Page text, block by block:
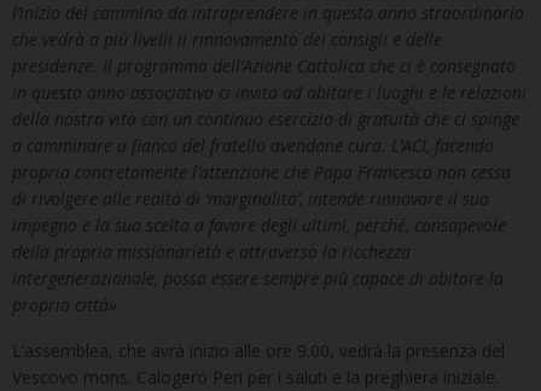
l’inizio del cammino da intraprendere in questo anno straordinario
che vedrà a più livelli il rinnovamento dei consigli e delle
presidenze. Il programma dell’Azione Cattolica che ci è consegnato
in questo anno associativo ci invita ad abitare i luoghi e le relazioni
della nostra vita con un continuo esercizio di gratuità che ci spinge
a camminare a fianco del fratello avendone cura. L’ACI, facendo
propria concretamente l’attenzione che Papa Francesco non cessa
di rivolgere alle realtà di ‘marginalità’, intende rinnovare il suo
impegno e la sua scelta a favore degli ultimi, perché, consapevole
della propria missionarietà e attraverso la ricchezza
intergenerazionale, possa essere sempre più capace di abitare la
propria città»
L’assemblea, che avrà inizio alle ore 9.00, vedrà la presenza del
Vescovo mons. Calogero Peri per i saluti e la preghiera iniziale.